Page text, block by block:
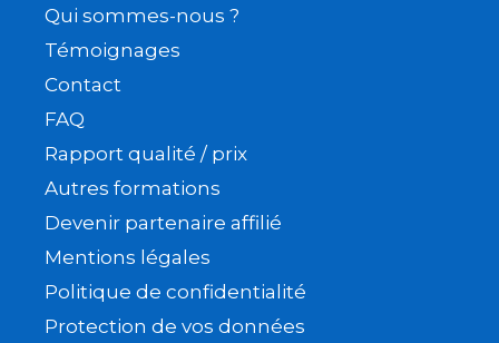
Qui sommes-nous ?
Témoignages
Contact
FAQ
Rapport qualité / prix
Autres formations
Devenir partenaire affilié
Mentions légales
Politique de confidentialité
Protection de vos données